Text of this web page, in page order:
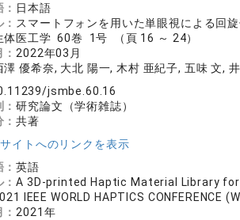
日本語
スマートフォンを用いた単眼視による回
体医工学 60巻 1号 （頁 16 ～ 24）
2022年03月
澤 優希奈, 大北 陽一, 木村 亜紀子, 五味 文,
jsmbe.60.16
：研究論文（学術雑誌）
：共著
イトへのリンクを表示
：英語
：A 3D-printed Haptic Material Library
IEEE WORLD HAPTICS CONFERENCE
2021年